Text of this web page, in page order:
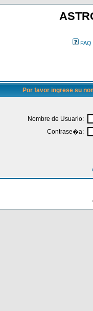
FAQ
Por favor ingrese su
Nombre de Usuario:
Contrase�a: